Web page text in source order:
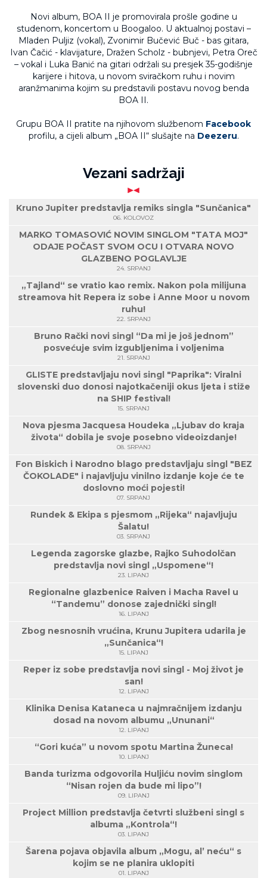
Novi album, BOA II je promovirala prošle godine u
studenom, koncertom u Boogaloo. U aktualnoj postavi –
Mladen Puljiz (vokal), Zvonimir Bučević Buč - bas gitara,
Ivan Čačić - klavijature, Dražen Scholz - bubnjevi, Petra Oreč
– vokal i Luka Banić na gitari održali su presjek 35-godišnje
karijere i hitova, u novom sviračkom ruhu i novim
aranžmanima kojim su predstavili postavu novog benda
BOA II.
Grupu BOA II pratite na njihovom službenom Facebook
profilu, a cijeli album „BOA II“ slušajte na Deezeru.
Vezani sadržaji
Kruno Jupiter predstavlja remiks singla "Sunčanica"
06. KOLOVOZ
MARKO TOMASOVIĆ NOVIM SINGLOM "TATA MOJ"
ODAJE POČAST SVOM OCU I OTVARA NOVO
GLAZBENO POGLAVLJE
24. SRPANJ
„Tajland“ se vratio kao remix. Nakon pola milijuna
streamova hit Repera iz sobe i Anne Moor u novom
ruhu!
22. SRPANJ
Bruno Rački novi singl “Da mi je još jednom”
posvećuje svim izgubljenima i voljenima
21. SRPANJ
GLISTE predstavljaju novi singl "Paprika": Viralni
slovenski duo donosi najotkačeniji okus ljeta i stiže
na SHIP festival!
15. SRPANJ
Nova pjesma Jacquesa Houdeka „Ljubav do kraja
života“ dobila je svoje posebno videoizdanje!
08. SRPANJ
Fon Biskich i Narodno blago predstavljaju singl "BEZ
ČOKOLADE" i najavljuju vinilno izdanje koje će te
doslovno moći pojesti!
07. SRPANJ
Rundek & Ekipa s pjesmom „Rijeka“ najavljuju
Šalatu!
03. SRPANJ
Legenda zagorske glazbe, Rajko Suhodolčan
predstavlja novi singl „Uspomene“!
23. LIPANJ
Regionalne glazbenice Raiven i Macha Ravel u
“Tandemu” donose zajednički singl!
16. LIPANJ
Zbog nesnosnih vrućina, Krunu Jupitera udarila je
„Sunčanica“!
15. LIPANJ
Reper iz sobe predstavlja novi singl - Moj život je
san!
12. LIPANJ
Klinika Denisa Kataneca u najmračnijem izdanju
dosad na novom albumu „Ununani“
12. LIPANJ
“Gori kuća” u novom spotu Martina Žuneca!
10. LIPANJ
Banda turizma odgovorila Huljiću novim singlom
“Nisan rojen da bude mi lipo”!
09. LIPANJ
Project Million predstavlja četvrti službeni singl s
albuma „Kontrola“!
03. LIPANJ
Šarena pojava objavila album „Mogu, al’ neću“ s
kojim se ne planira uklopiti
01. LIPANJ